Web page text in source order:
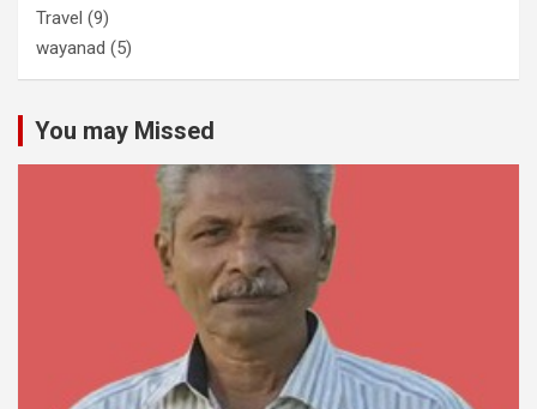
Travel (9)
wayanad (5)
You may Missed